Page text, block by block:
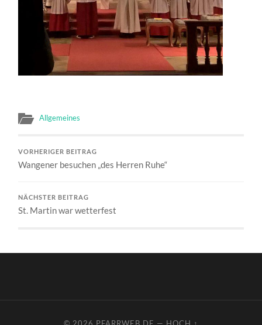
Allgemeines
VORHERIGER BEITRAG
Wangener besuchen „des Herren Ruhe“
NÄCHSTER BEITRAG
St. Martin war wetterfest